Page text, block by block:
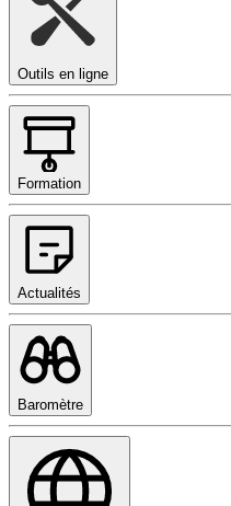
Outils en ligne
Formation
Actualités
Baromètre